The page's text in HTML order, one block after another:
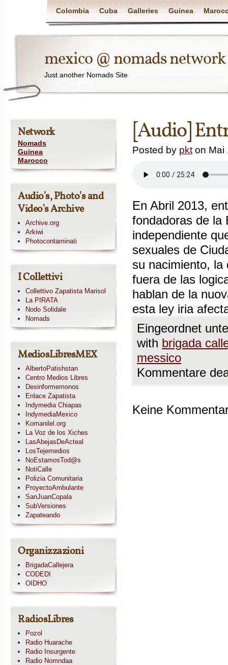
Colombia Cuba Galleries Guinea
mexico @ nomads network
Just another Nomads Site
[Audio]
Posted by pkt on Mai
En Abril 2013,
fondadoras de la
independiente
sexuales de
su nacimiento, la
fuera de las
hablan de la
esta ley iria
Eingeordnet
with brigada
messico
Kommentare
Keine
Network
Nomads
Guinea
Marocco
Audio's, Photo's and
Video's Archive
Archive.org
Arkiwi
Photocontaminati
I Collettivi
Collettivo Zapatista Marisol
La PIRATA
Nodo Solidale
Nomads
MediosLibresMEX
AlbertoPatishstan
Centro Medios Libres
Desinformemonos
Enlace Zapatista
Indymedia Chiapas
IndymediaMexico
Komanilel.org
La Voz de los Xiches
LasAbejasDeActeal
LosTejemedios
NoEstamosTod@s
NotiCalle
Polizia Comunitaria
ProyectoAmbulante
SanJuanCopala
SubVersiones
Zapateando
Organizzazioni
BrigadaCallejera
CODEDI
OIDHO
RadiosLibres
Pozol
Radio Huarache
Radio Insurgente
Radio Nomndaa